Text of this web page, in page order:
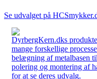
Se udvalget på
DyrbergKern.dks
mange forskellige
belægning af metalbasen
polering og montering af
for at se deres udvalg.